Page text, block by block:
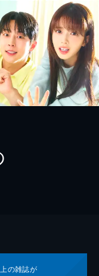
の雑誌が